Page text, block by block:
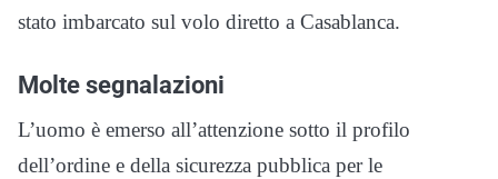
stato imbarcato sul volo diretto a Casablanca.
Molte segnalazioni
L’uomo è emerso all’attenzione sotto il profilo
dell’ordine e della sicurezza pubblica per le